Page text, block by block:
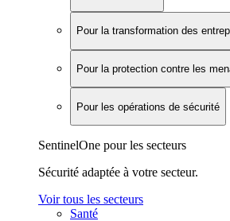
Pour la transformation des
Pour la protection contre les
Pour les opérations de sécurité
SentinelOne pour les secteurs
Sécurité adaptée à votre secteur.
Voir tous les secteurs
Santé